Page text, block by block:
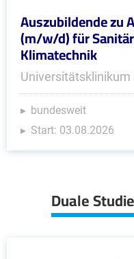
Auszubildende zu
(m/w/d) für
Klimatechnik
Universitätsklinikum
bundesweit
Start: 03.08.2026
Duale